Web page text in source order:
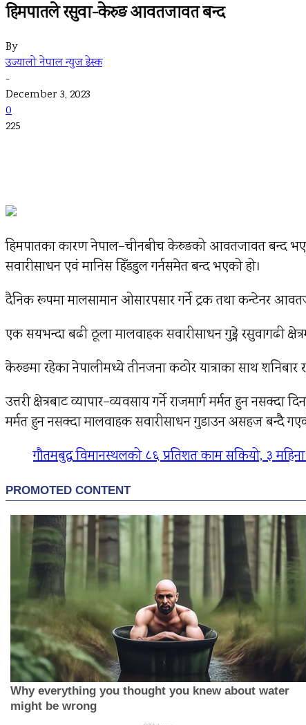
हिमपातले रसुवा-केरुङ आवतजावत बन्द
By
उज्यालो नेपाल न्युज डेस्क
-
December 3, 2023
0
225
हिमपातका कारण नेपाल–चीनबीच केरुङको आवतजावत बन्द
सवारीसाधन एवं मानिस हिँडडुल गर्नसमेत बन्द भएको हो।
दैनिक रूपमा मालसामान ओसारपसार गर्ने ट्रक तथा कन्टेनर
एक सयभन्दा बढी ठूला मालवाहक सवारीसाधन गुड्ने रसुवागढी
केरुङमा रहेका नेपालीमध्ये तीनजना कठोर यात्राका साथ
उत्तरी क्षेत्रबाट व्यापार–व्यवसाय गर्ने राजमार्ग मर्मत हुन
मर्मत हुन नसक्दा मालवाहक सवारीसाधन गुडाउन असहज बन्दै
गौतमबुद्ध विमानस्थलको ८६ प्रतिशत काम सकियो, ३